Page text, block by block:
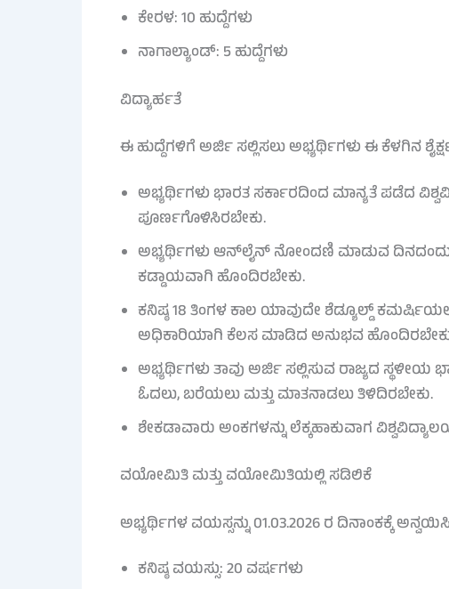
ಕೇರಳ: 10 ಹುದ್ದೆಗಳು
ನಾಗಾಲ್ಯಾಂಡ್: 5 ಹುದ್ದೆಗಳು
ವಿದ್ಯಾರ್ಹತೆ
ಈ ಹುದ್ದೆಗಳಿಗೆ ಅರ್ಜಿ ಸಲ್ಲಿಸಲು ಅಭ್ಯರ್ಥಿಗಳು ಈ ಕೆಳಗಿನ
ಅಭ್ಯರ್ಥಿಗಳು ಭಾರತ ಸರ್ಕಾರದಿಂದ ಮಾನ್ಯತೆ ಪಡೆದ
ಪೂರ್ಣಗೊಳಿಸಿರಬೇಕು.
ಅಭ್ಯರ್ಥಿಗಳು ಆನ್‌ಲೈನ್ ನೋಂದಣಿ ಮಾಡುವ
ಕಡ್ಡಾಯವಾಗಿ ಹೊಂದಿರಬೇಕು.
ಕನಿಷ್ಠ 18 ತಿಂಗಳ ಕಾಲ ಯಾವುದೇ ಶೆಡ್ಯೂಲ್ಡ್
ಅಧಿಕಾರಿಯಾಗಿ ಕೆಲಸ ಮಾಡಿದ ಅನುಭವ
ಅಭ್ಯರ್ಥಿಗಳು ತಾವು ಅರ್ಜಿ ಸಲ್ಲಿಸುವ ರಾಜ್ಯದ ಸ್ಥಳೀಯ
ಓದಲು, ಬರೆಯಲು ಮತ್ತು ಮಾತನಾಡಲು ತಿಳಿದಿರಬೇಕು.
ಶೇಕಡಾವಾರು ಅಂಕಗಳನ್ನು ಲೆಕ್ಕಹಾಕುವಾಗ
ವಯೋಮಿತಿ ಮತ್ತು ವಯೋಮಿತಿಯಲ್ಲಿ ಸಡಿಲಿಕೆ
ಅಭ್ಯರ್ಥಿಗಳ ವಯಸ್ಸನ್ನು 01.03.2026 ರ ದಿನಾಂಕಕ್ಕೆ ಅನ್ವಯಿಸಿ
ಕನಿಷ್ಠ ವಯಸ್ಸು: 20 ವರ್ಷಗಳು